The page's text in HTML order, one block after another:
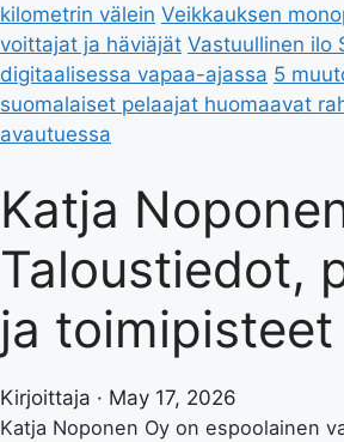
kilometrin välein Veikkauksen
voittajat ja häviäjät Vastuullinen ilo
digitaalisessa vapaa-ajassa 5
suomalaiset pelaajat huomaavat
avautuessa
Katja
Taloustiedot,
ja toimipisteet
Kirjoittaja · May 17, 2026
Katja Noponen Oy on espoolainen